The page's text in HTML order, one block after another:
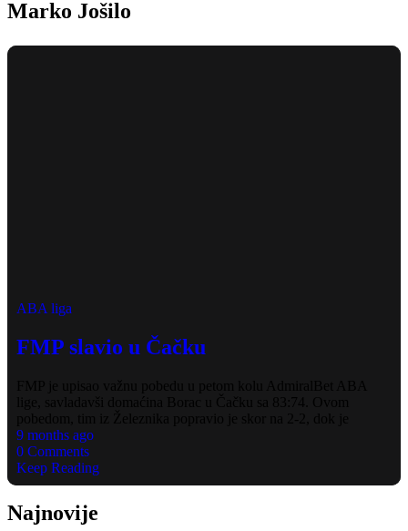
Marko Jošilo
ABA liga
FMP slavio u Čačku
9 months ago
0 Comments
Keep Reading
Najnovije